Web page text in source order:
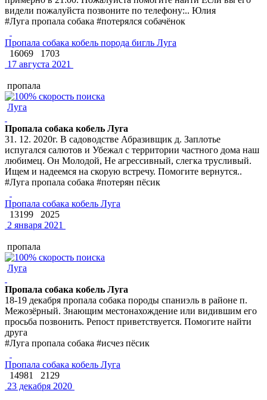
видели пожалуйста позвоните по телефону:.. Юлия
#Луга пропала собака #потерялся собачёнок
Пропала собака кобель порода бигль Луга
16069
1703
17 августа 2021
пропала
Луга
Пропала собака кобель Луга
31. 12. 2020г. В садоводстве Абразивщик д. Заплотье
испугался салютов и Убежал с территории частного дома наш
любимец. Он Молодой, Не агрессивный, слегка трусливый.
Ищем и надеемся на скорую встречу. Помогите вернутся..
#Луга пропала собака #потерян пёсик
Пропала собака кобель Луга
13199
2025
2 января 2021
пропала
Луга
Пропала собака кобель Луга
18-19 декабря пропала собака породы спаниэль в районе п.
Межозёрный. Знающим местонахождение или видившим его
просьба позвонить. Репост приветствуется. Помогите найти
друга
#Луга пропала собака #исчез пёсик
Пропала собака кобель Луга
14981
2129
23 декабря 2020